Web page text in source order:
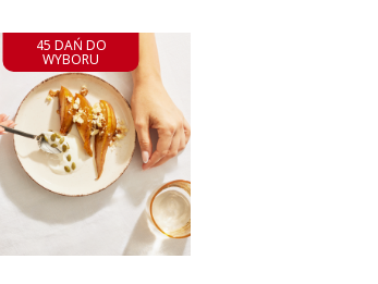
45 DAŃ DO
WYBORU